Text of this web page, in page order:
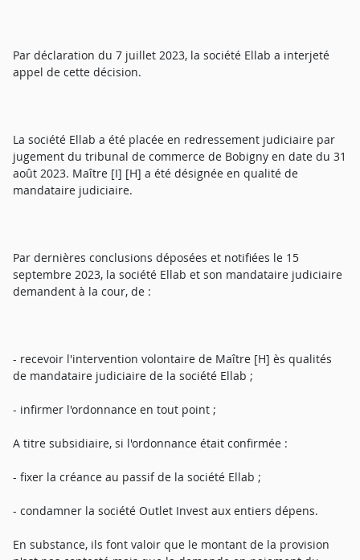
Par déclaration du 7 juillet 2023, la société Ellab a interjeté
appel de cette décision.
La société Ellab a été placée en redressement judiciaire par
jugement du tribunal de commerce de Bobigny en date du 31
août 2023. Maître [I] [H] a été désignée en qualité de
mandataire judiciaire.
Par dernières conclusions déposées et notifiées le 15
septembre 2023, la société Ellab et son mandataire judiciaire
demandent à la cour, de :
- recevoir l'intervention volontaire de Maître [H] ès qualités
de mandataire judiciaire de la société Ellab ;
- infirmer l'ordonnance en tout point ;
A titre subsidiaire, si l'ordonnance était confirmée :
- fixer la créance au passif de la société Ellab ;
- condamner la société Outlet Invest aux entiers dépens.
En substance, ils font valoir que le montant de la provision